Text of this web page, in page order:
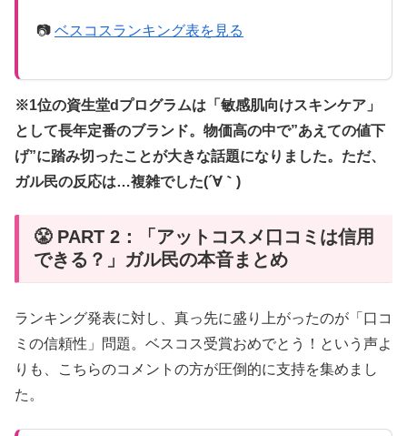
📷 ベスコスランキング表を見る
※1位の資生堂dプログラムは「敏感肌向けスキンケア」
として長年定番のブランド。物価高の中で”あえての値下
げ”に踏み切ったことが大きな話題になりました。ただ、
ガル民の反応は…複雑でした(´∀｀)
😤 PART 2：「アットコスメ口コミは信用
できる？」ガル民の本音まとめ
ランキング発表に対し、真っ先に盛り上がったのが「口コ
ミの信頼性」問題。ベスコス受賞おめでとう！という声よ
りも、こちらのコメントの方が圧倒的に支持を集めまし
た。